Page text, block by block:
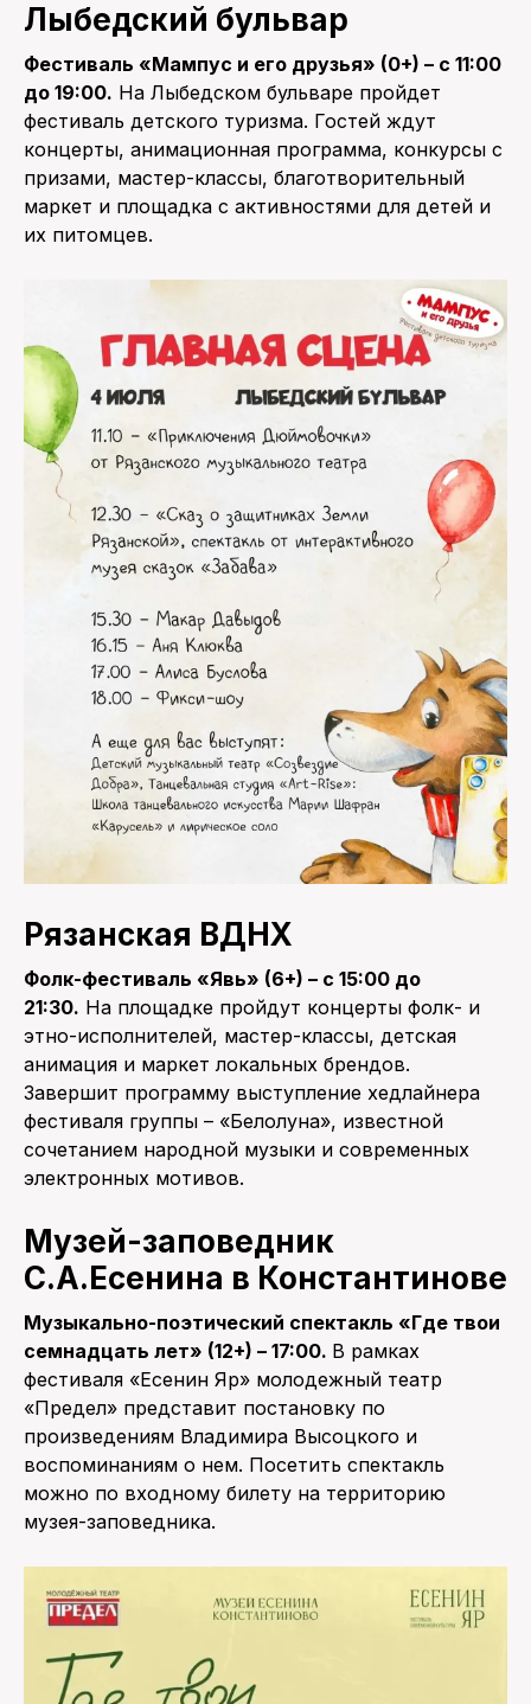
Лыбедский бульвар
Фестиваль «Мампус и его друзья» (0+) – с 11:00
до 19:00. На Лыбедском бульваре пройдет
фестиваль детского туризма. Гостей ждут
концерты, анимационная программа, конкурсы с
призами, мастер-классы, благотворительный
маркет и площадка с активностями для детей и
их питомцев.
Рязанская ВДНХ
Фолк-фестиваль «Явь» (6+) – с 15:00 до
21:30. На площадке пройдут концерты фолк- и
этно-исполнителей, мастер-классы, детская
анимация и маркет локальных брендов.
Завершит программу выступление хедлайнера
фестиваля группы – «Белолуна», известной
сочетанием народной музыки и современных
электронных мотивов.
Музей-заповедник
С.А.Есенина в Константинове
Музыкально-поэтический спектакль «Где твои
семнадцать лет» (12+) – 17:00. В рамках
фестиваля «Есенин Яр» молодежный театр
«Предел» представит постановку по
произведениям Владимира Высоцкого и
воспоминаниям о нем. Посетить спектакль
можно по входному билету на территорию
музея-заповедника.